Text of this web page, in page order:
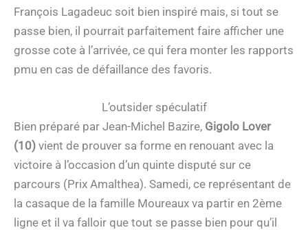
François Lagadeuc soit bien inspiré mais, si tout se
passe bien, il pourrait parfaitement faire afficher une
grosse cote à l’arrivée, ce qui fera monter les rapports
pmu en cas de défaillance des favoris.
L’outsider spéculatif
Bien préparé par Jean-Michel Bazire, Gigolo Lover
(10) vient de prouver sa forme en renouant avec la
victoire à l’occasion d’un quinte disputé sur ce
parcours (Prix Amalthea). Samedi, ce représentant de
la casaque de la famille Moureaux va partir en 2ème
ligne et il va falloir que tout se passe bien pour qu’il